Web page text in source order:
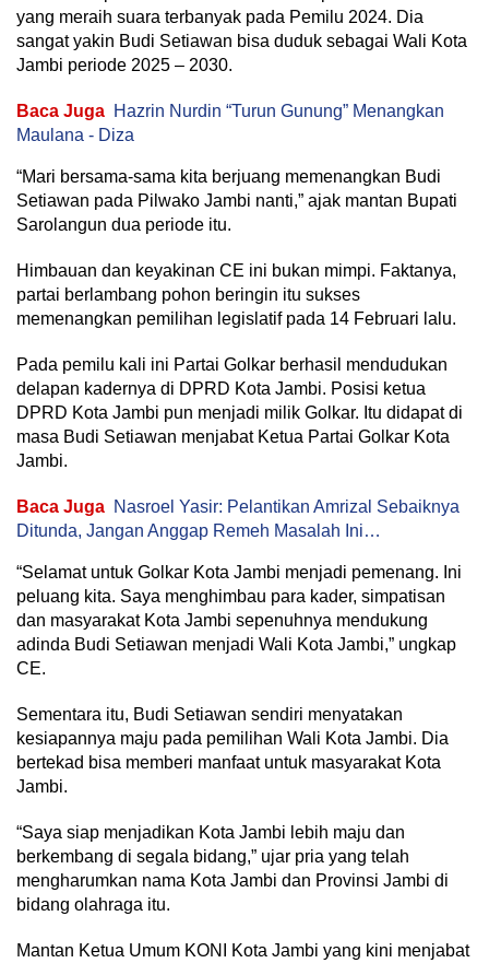
yang meraih suara terbanyak pada Pemilu 2024. Dia
sangat yakin Budi Setiawan bisa duduk sebagai Wali Kota
Jambi periode 2025 – 2030.
Baca Juga Hazrin Nurdin “Turun Gunung” Menangkan
Maulana - Diza
“Mari bersama-sama kita berjuang memenangkan Budi
Setiawan pada Pilwako Jambi nanti,” ajak mantan Bupati
Sarolangun dua periode itu.
Himbauan dan keyakinan CE ini bukan mimpi. Faktanya,
partai berlambang pohon beringin itu sukses
memenangkan pemilihan legislatif pada 14 Februari lalu.
Pada pemilu kali ini Partai Golkar berhasil mendudukan
delapan kadernya di DPRD Kota Jambi. Posisi ketua
DPRD Kota Jambi pun menjadi milik Golkar. Itu didapat di
masa Budi Setiawan menjabat Ketua Partai Golkar Kota
Jambi.
Baca Juga Nasroel Yasir: Pelantikan Amrizal Sebaiknya
Ditunda, Jangan Anggap Remeh Masalah Ini…
“Selamat untuk Golkar Kota Jambi menjadi pemenang. Ini
peluang kita. Saya menghimbau para kader, simpatisan
dan masyarakat Kota Jambi sepenuhnya mendukung
adinda Budi Setiawan menjadi Wali Kota Jambi,” ungkap
CE.
Sementara itu, Budi Setiawan sendiri menyatakan
kesiapannya maju pada pemilihan Wali Kota Jambi. Dia
bertekad bisa memberi manfaat untuk masyarakat Kota
Jambi.
“Saya siap menjadikan Kota Jambi lebih maju dan
berkembang di segala bidang,” ujar pria yang telah
mengharumkan nama Kota Jambi dan Provinsi Jambi di
bidang olahraga itu.
Mantan Ketua Umum KONI Kota Jambi yang kini menjabat